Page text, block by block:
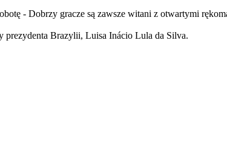
- Dobrzy gracze są zawsze witani z otwartymi
prezydenta Brazylii, Luisa Inácio Lula da Silva.